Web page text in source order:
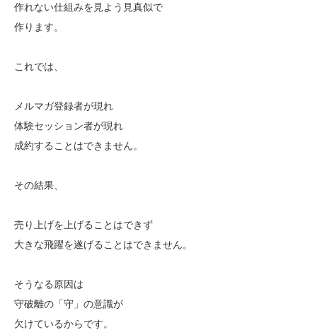
作れない仕組みを見よう見真似で
作ります。
これでは、
メルマガ登録者が現れ
体験セッション者が現れ
成約することはできません。
その結果、
売り上げを上げることはできず
大きな飛躍を遂げることはできません。
そうなる原因は
守破離の「守」の意識が
欠けているからです。